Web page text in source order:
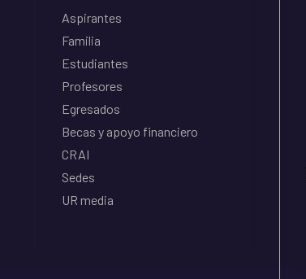
Aspirantes
Familia
Estudiantes
Profesores
Egresados
Becas y apoyo financiero
CRAI
Sedes
UR media